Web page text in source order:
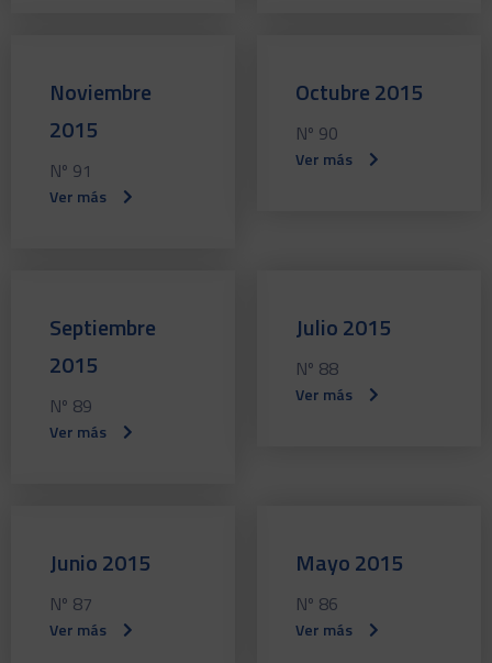
Noviembre
2015
Nº 91
Ver más
Octubre 2015
Nº 90
Ver más
Septiembre
2015
Nº 89
Ver más
Julio 2015
Nº 88
Ver más
Junio 2015
Nº 87
Ver más
Mayo 2015
Nº 86
Ver más